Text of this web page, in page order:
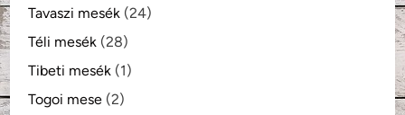
Tavaszi mesék (24)
Téli mesék (28)
Tibeti mesék (1)
Togoi mese (2)